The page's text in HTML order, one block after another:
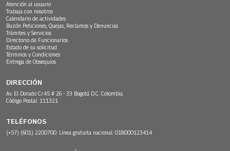
Atención al usuario
Trabaja con nosotros
Calendario de actividades
Buzón Peticiones, Quejas, Reclamos y Denuncias
Trámites y Servicios
Directorio de Funcionarios
Estado de su solicitud
Términos y Condiciones
Entrega de Obsequios
DIRECCIÓN
Av. El Dorado Cr.45 # 26 - 33 Bogotá D.C. Colombia.
Código Postal: 111321
TELÉFONOS
(+57) (601) 2200700. Línea gratuita nacional: 018000123414